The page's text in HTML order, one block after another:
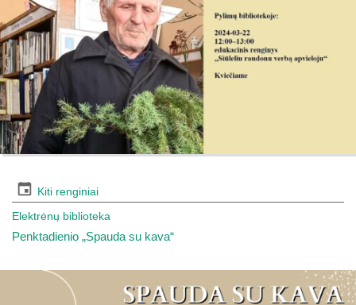
Kiti renginiai
Elektrėnų biblioteka
Penktadienio „Spauda su kava“